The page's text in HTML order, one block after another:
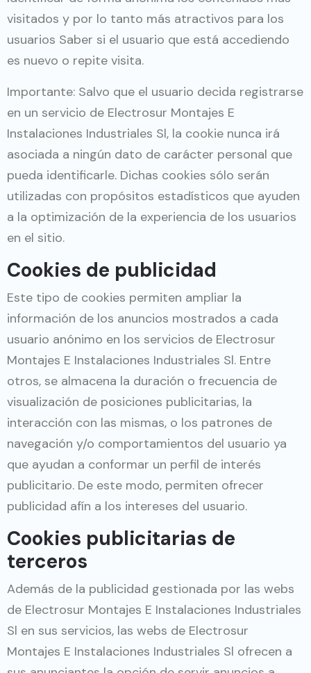
visitados y por lo tanto más atractivos para los
usuarios Saber si el usuario que está accediendo
es nuevo o repite visita.
Importante: Salvo que el usuario decida registrarse
en un servicio de Electrosur Montajes E
Instalaciones Industriales Sl, la cookie nunca irá
asociada a ningún dato de carácter personal que
pueda identificarle. Dichas cookies sólo serán
utilizadas con propósitos estadísticos que ayuden
a la optimización de la experiencia de los usuarios
en el sitio.
Cookies de publicidad
Este tipo de cookies permiten ampliar la
información de los anuncios mostrados a cada
usuario anónimo en los servicios de Electrosur
Montajes E Instalaciones Industriales Sl. Entre
otros, se almacena la duración o frecuencia de
visualización de posiciones publicitarias, la
interacción con las mismas, o los patrones de
navegación y/o comportamientos del usuario ya
que ayudan a conformar un perfil de interés
publicitario. De este modo, permiten ofrecer
publicidad afín a los intereses del usuario.
Cookies publicitarias de
terceros
Además de la publicidad gestionada por las webs
de Electrosur Montajes E Instalaciones Industriales
Sl en sus servicios, las webs de Electrosur
Montajes E Instalaciones Industriales Sl ofrecen a